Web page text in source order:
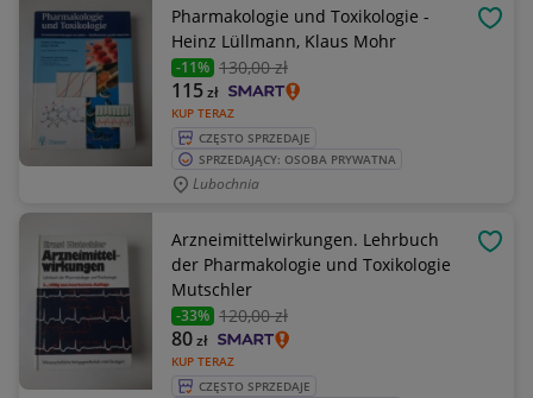
Pharmakologie und Toxikologie -
Heinz Lüllmann, Klaus Mohr
-11% 130,00 zł
KUP TERAZ
115zł
CZĘSTO SPRZEDAJE
SPRZEDAJĄCY: OSOBA PRYWATNA
Lubochnia
Arzneimittelwirkungen. Lehrbuch
der Pharmakologie und Toxikologie
Mutschler
-33% 120,00 zł
KUP TERAZ
80zł
CZĘSTO SPRZEDAJE